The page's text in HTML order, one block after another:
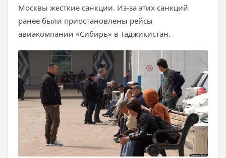
Москвы жесткие санкции. Из-за этих санкций
ранее были приостановлены рейсы
авиакомпании «Сибирь» в Таджикистан.